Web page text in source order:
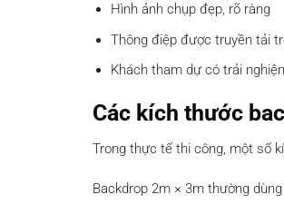
Hình ảnh chụp đẹp, rõ ràng
Thông điệp được truyền tải
Khách tham dự có trải
Các kích thước
Trong thực tế thi công, một số
Backdrop 2m × 3m thường